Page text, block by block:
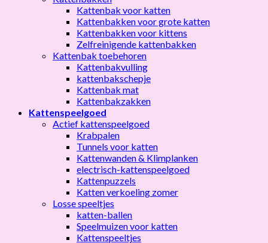
Kattenbak voor katten
Kattenbakken voor grote katten
Kattenbakken voor kittens
Zelfreinigende kattenbakken
Kattenbak toebehoren
Kattenbakvulling
kattenbakschepje
Kattenbak mat
Kattenbakzakken
Kattenspeelgoed
Actief kattenspeelgoed
Krabpalen
Tunnels voor katten
Kattenwanden & Klimplanken
electrisch-kattenspeelgoed
Kattenpuzzels
Katten verkoeling zomer
Losse speeltjes
katten-ballen
Speelmuizen voor katten
Kattenspeeltjes